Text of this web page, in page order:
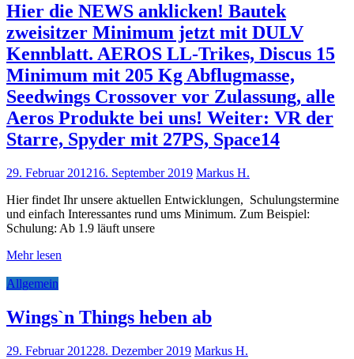
Hier die NEWS anklicken! Bautek
zweisitzer Minimum jetzt mit DULV
Kennblatt. AEROS LL-Trikes, Discus 15
Minimum mit 205 Kg Abflugmasse,
Seedwings Crossover vor Zulassung, alle
Aeros Produkte bei uns! Weiter: VR der
Starre, Spyder mit 27PS, Space14
29. Februar 201216. September 2019 Markus H.
Hier findet Ihr unsere aktuellen Entwicklungen, Schulungstermine
und einfach Interessantes rund ums Minimum. Zum Beispiel:
Schulung: Ab 1.9 läuft unsere
Mehr lesen
Allgemein
Wings`n Things heben ab
29. Februar 201228. Dezember 2019 Markus H.